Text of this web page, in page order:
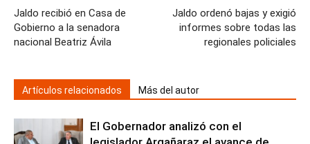
Jaldo recibió en Casa de
Gobierno a la senadora
nacional Beatriz Ávila
Jaldo ordenó bajas y exigió
informes sobre todas las
regionales policiales
Artículos relacionados Más del autor
El Gobernador analizó con el